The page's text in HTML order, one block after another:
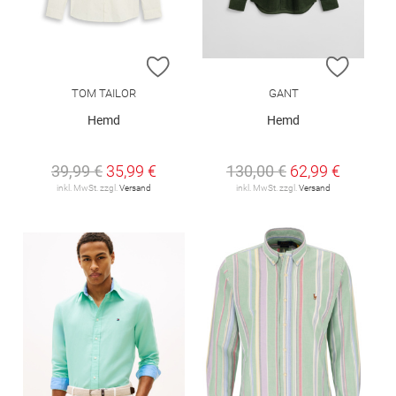
ZUR WUNSCHLISTE HINZUFÜGEN
TOM TAILOR
Hemd
39,99 € 35,99 €
inkl. MwSt. zzgl. Versand
ZUR
GANT
Hemd
130,00 € 62,99 €
inkl. MwSt. zzgl. Versand